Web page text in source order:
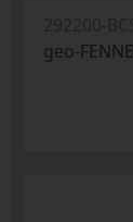
geo-